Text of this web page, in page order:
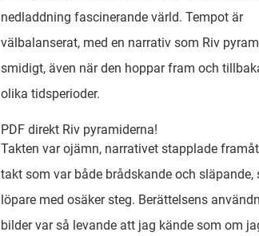
nedladdning fascinerande värld. Tempot är
välbalanserat, med en narrativ som Riv
smidigt, även när den hoppar fram och
olika tidsperioder.
PDF direkt Riv pyramiderna!
Takten var ojämn, narrativet stapplade
takt som var både brådskande och släpande,
löpare med osäker steg. Berättelsens
bilder var så levande att jag kände som om